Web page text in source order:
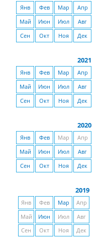
Янв Фев Мар
Апр
Май
Июн Июл
Авг
Сен
Окт Ноя Дек
2021
Янв Фев Мар
Апр
Май
Июн Июл
Авг
Сен
Окт Ноя Дек
2020
Янв Фев Мар
Апр
Май
Июн Июл
Авг
Сен
Окт Ноя Дек
2019
Янв Фев Мар
Апр
Май
Июн Июл
Авг
Сен
Окт Ноя Дек